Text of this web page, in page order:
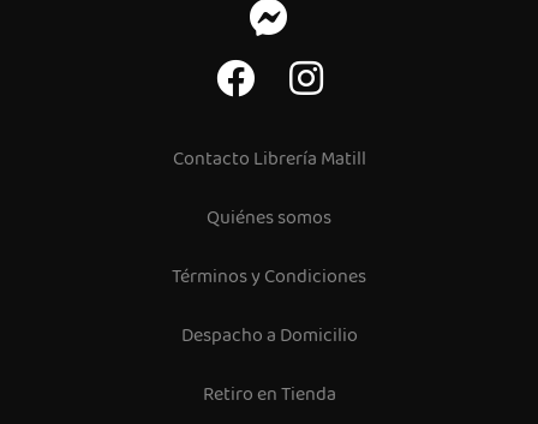
Contacto Librería Matill
Quiénes somos
Términos y Condiciones
Despacho a Domicilio
Retiro en Tienda